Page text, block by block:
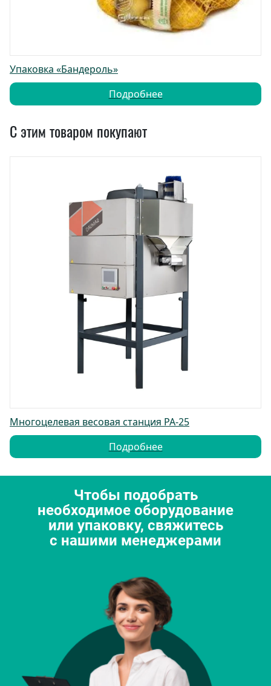
Упаковка «Бандероль»
Подробнее
С этим товаром покупают
Многоцелевая весовая станция PA-25
Подробнее
Чтобы подобрать
необходимое оборудование
или упаковку, свяжитесь
с нашими менеджерами